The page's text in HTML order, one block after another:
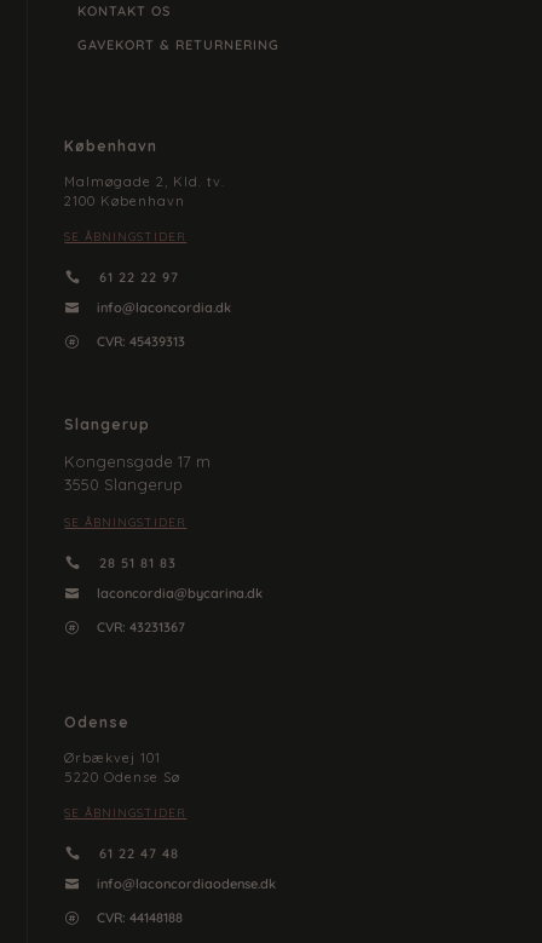
KONTAKT OS
GAVEKORT & RETURNERING
København
Malmøgade 2, Kld. tv.
2100 København
SE ÅBNINGSTIDER
 61 22 22 97
 info@laconcordia.dk
 CVR: 45439313
Slangerup
Kongensgade 17 m
3550 Slangerup
SE ÅBNINGSTIDER
 28 51 81 83
 laconcordia@bycarina.dk
 CVR: 43231367
Odense
Ørbækvej 101
5220 Odense Sø
SE ÅBNINGSTIDER
 61 22 47 48
 info@laconcordiaodense.dk
 CVR: 44148188